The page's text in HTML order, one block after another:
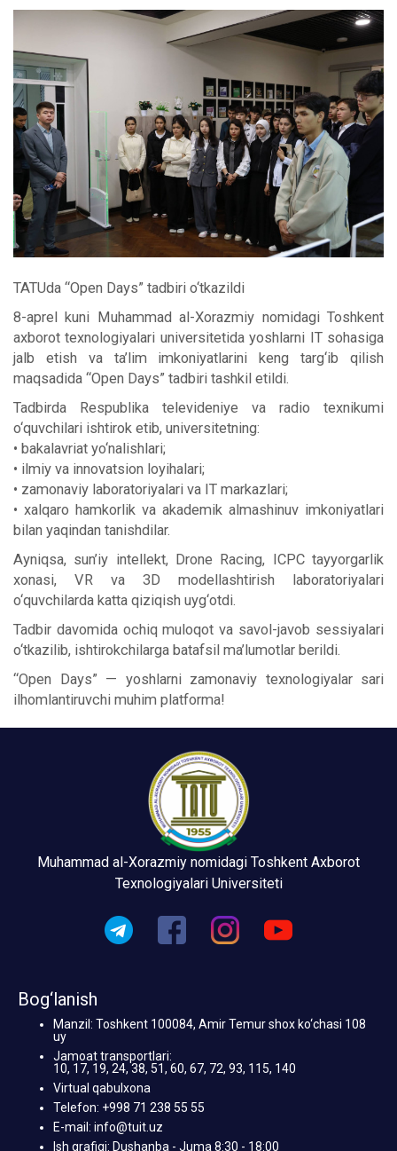
TATUda “Open Days” tadbiri o‘tkazildi
8-aprel kuni Muhammad al-Xorazmiy nomidagi Toshkent
axborot texnologiyalari universitetida yoshlarni IT sohasiga
jalb etish va ta’lim imkoniyatlarini keng targ‘ib qilish
maqsadida “Open Days” tadbiri tashkil etildi.
Tadbirda Respublika televideniye va radio texnikumi
o‘quvchilari ishtirok etib, universitetning:
• bakalavriat yo‘nalishlari;
• ilmiy va innovatsion loyihalari;
• zamonaviy laboratoriyalari va IT markazlari;
• xalqaro hamkorlik va akademik almashinuv imkoniyatlari
bilan yaqindan tanishdilar.
Ayniqsa, sun’iy intellekt, Drone Racing, ICPC tayyorgarlik
xonasi, VR va 3D modellashtirish laboratoriyalari
o‘quvchilarda katta qiziqish uyg‘otdi.
Tadbir davomida ochiq muloqot va savol-javob sessiyalari
o‘tkazilib, ishtirokchilarga batafsil ma’lumotlar berildi.
“Open Days” — yoshlarni zamonaviy texnologiyalar sari
ilhomlantiruvchi muhim platforma!
Muhammad al-Xorazmiy nomidagi Toshkent Axborot
Texnologiyalari Universiteti
Bog‘lanish
Manzil: Toshkent 100084, Amir Temur shox ko‘chasi 108
uy
Jamoat transportlari:
10, 17, 19, 24, 38, 51, 60, 67, 72, 93, 115, 140
Virtual qabulxona
Telefon: +998 71 238 55 55
E-mail: info@tuit.uz
Ish grafigi: Dushanba - Juma 8:30 - 18:00